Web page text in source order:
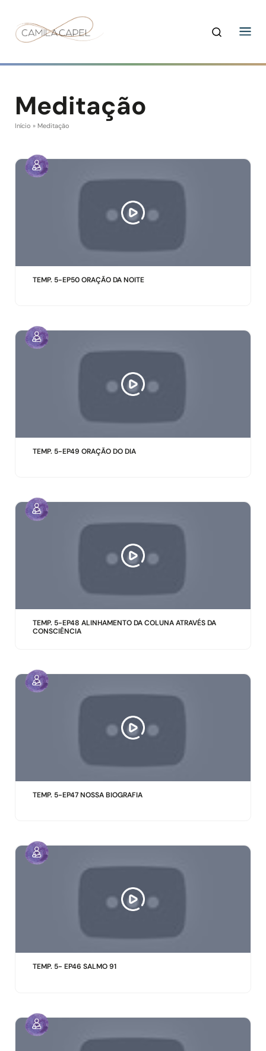
Meditação
Início » Meditação
TEMP. 5-EP50 ORAÇÃO DA NOITE
TEMP. 5-EP49 ORAÇÃO DO DIA
TEMP. 5-EP48 ALINHAMENTO DA COLUNA ATRAVÉS DA
CONSCIÊNCIA
TEMP. 5-EP47 NOSSA BIOGRAFIA
TEMP. 5- EP46 SALMO 91